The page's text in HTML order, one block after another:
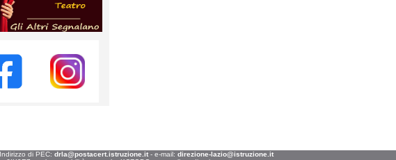
di PEC: drla@postacert.istruzione.it- e-mail: direzione-lazio@istruzione.it